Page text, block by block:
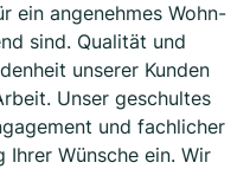
ein angenehmes Wohn-
sind. Qualität und
unserer Kunden
Unser geschultes
und fachlicher
Wünsche ein. Wir